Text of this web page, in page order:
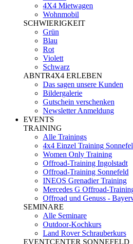
4X4 Mietwagen
Wohnmobil
SCHWIERIGKEIT
Grün
Blau
Rot
Violett
Schwarz
ABNTR4X4 ERLEBEN
Das sagen unsere Kunden
Bildergalerie
Gutschein verschenken
Newsletter Anmeldung
EVENTS
TRAINING
Alle Trainings
4x4 Einzel Training
Women Only Training
Offroad-Training Ingolstadt
Offroad-Training Sonnefeld
INEOS Grenadier Training
Mercedes G Offroad-
Offroad und Genuss -
SEMINARE
Alle Seminare
Outdoor-Kochkurs
Land Rover Schrauberkurs
EVENTCENTER SONNEFELD